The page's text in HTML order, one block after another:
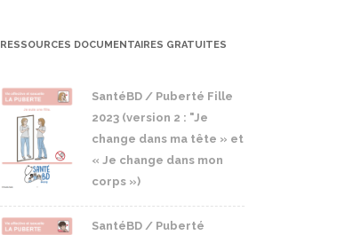
RESSOURCES DOCUMENTAIRES GRATUITES
SantéBD / Puberté Fille
2023 (version 2 : "Je
change dans ma tête » et
« Je change dans mon
corps »)
SantéBD / Puberté